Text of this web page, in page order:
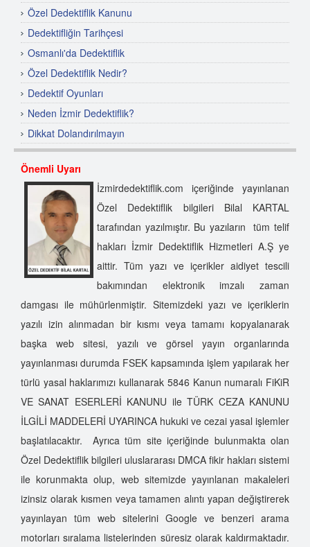
Özel Dedektiflik Kanunu
Dedektifliğin Tarihçesi
Osmanlı'da Dedektiflik
Özel Dedektiflik Nedir?
Dedektif Oyunları
Neden İzmir Dedektiflik?
Dikkat Dolandırılmayın
Özel Dedektif Nasıl Olunur?
Dünyada Özel Dedektiflik
Özel Dedektiflik Hizmet Alanları
Özel Dedektiflik
İzmir Dedektiflik Şirketi
Özel Dedektif Seçimi Nasıl Yapılır?
İzmir Dedektiflik Anonim Şirketi
İzmir'de Dedektif
Dedektiflik Kursu
Dedektiflik Şirketi
Özel Dedektifliğin Akademik Eğitimi
İzmir Özel Dedektiflik A.Ş.
Kimler Özel Dedektif Olabilir?
Özel Dedektiflik Eğitimi
Özel Dedektiflik Hizmet Türleri
Sahte Dedektiflere Dikkat
Özel Hayatın Gizliliğini İhlal Suçu Nasıl Oluşur?
Sahte Özel Dedektiflerin Çalışma Şekilleri
Önemli Uyarı
İzmirdedektiflik.com içeriğinde yayınlanan
Özel Dedektiflik bilgileri Bilal KARTAL
tarafından yazılmıştır. Bu yazıların tüm telif
hakları İzmir Dedektiflik Hizmetleri A.Ş ye
aittir. Tüm yazı ve içerikler aidiyet tescili
bakımından elektronik imzalı zaman
damgası ile mühürlenmiştir. Sitemizdeki yazı ve içeriklerin
yazılı izin alınmadan bir kısmı veya tamamı kopyalanarak
başka web sitesi, yazılı ve görsel yayın organlarında
yayınlanması durumda FSEK kapsamında işlem yapılarak her
türlü yasal haklarımızı kullanarak 5846 Kanun numaralı FiKiR
VE SANAT ESERLERİ KANUNU ile TÜRK CEZA KANUNU
İLGİLİ MADDELERİ UYARINCA hukuki ve cezai yasal işlemler
başlatılacaktır. Ayrıca tüm site içeriğinde bulunmakta olan
Özel Dedektiflik bilgileri uluslararası DMCA fikir hakları sistemi
ile korunmakta olup, web sitemizde yayınlanan makaleleri
izinsiz olarak kısmen veya tamamen alıntı yapan değiştirerek
yayınlayan tüm web sitelerini Google ve benzeri arama
motorları sıralama listelerinden süresiz olarak kaldırmaktadır.